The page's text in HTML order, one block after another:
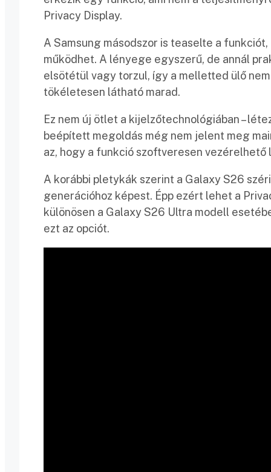
Privacy Display.
A Samsung másodszor is teaselte a
működhet. A lényege egyszerű, de annál
elsötétül vagy torzul, így a melletted ülő
tökéletesen látható marad.
Ez nem új ötlet a kijelzőtechnológiában –
beépített megoldás még nem jelent meg
az, hogy a funkció szoftveresen
A korábbi pletykák szerint a Galaxy S26
generációhoz képest. Épp ezért lehet a
különösen a Galaxy S26 Ultra modell
ezt az opciót.